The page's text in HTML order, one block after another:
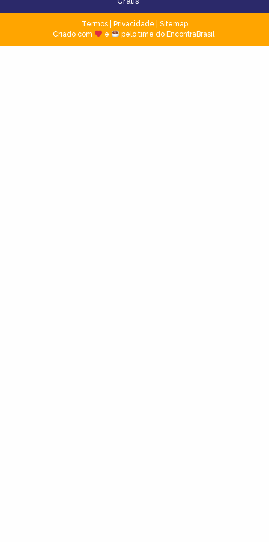
Termos| Privacidade
Sitemap
Criado com
e pelo time do EncontraBrasil